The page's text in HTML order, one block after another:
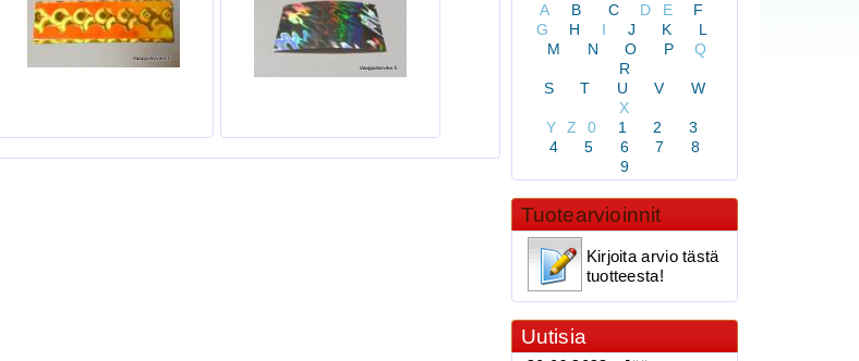
A B C D E
F
G
H I J K
L
M
N O P
Q
R
S
T U V
W
X
Y
Z 0 1 2
3
4
5 6 7
8
9
Tuotearvioinnit
Kirjoita arvio tästä
tuotteesta!
Uutisia